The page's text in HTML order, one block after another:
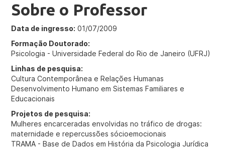
Sobre o Professor
Data de ingresso: 01/07/2009
Formação Doutorado:
Psicologia - Universidade Federal do Rio de Janeiro (UFRJ)
Linhas de pesquisa:
Cultura Contemporânea e Relações Humanas
Desenvolvimento Humano em Sistemas Familiares e
Educacionais
Projetos de pesquisa:
Mulheres encarceradas envolvidas no tráfico de drogas:
maternidade e repercussões sócioemocionais
TRAMA - Base de Dados em História da Psicologia Jurídica